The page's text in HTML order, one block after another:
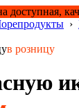
доступная,
›
в розницу